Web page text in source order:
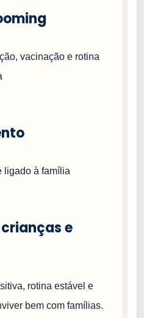
vacinação e rotina
ligado à família
e
rotina estável e
bem com famílias.